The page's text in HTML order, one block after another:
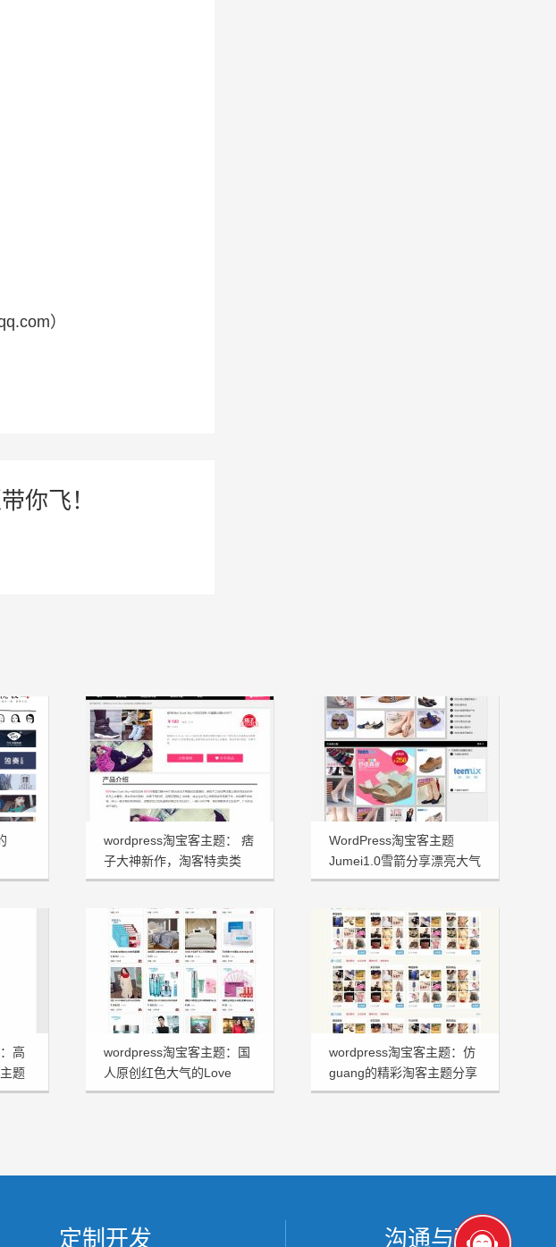
）
你飞！
wordpress淘宝客主题： 痞
子大神新作，淘客特卖类
Ptao
WordPress淘宝客主题
Jumei1.0雪箭分享漂亮大气
高
题
wordpress淘宝客主题：国
人原创红色大气的Love
Shopping分享
wordpress淘宝客主题：仿
guang的精彩淘客主题分享
定制开发 沟通与联系